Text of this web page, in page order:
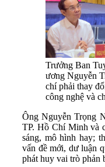
Trưởng Ban
ương Nguyễn
chí phải thay
công nghệ và
Ông Nguyễn Trọng
TP. Hồ Chí Minh và
sáng, mô hình hay;
vấn đề mới, dư luận
phát huy vai trò phản